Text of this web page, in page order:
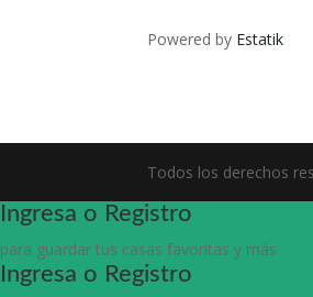
Powered by Estatik
Todos los derechos
Ingresa o Registro
para guardar tus casas favoritas y más
Ingresa o Registro